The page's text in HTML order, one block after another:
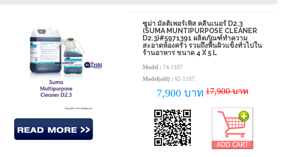
ซูม่า มัลติเพอร์เพิส คลีนเนอร์ D2.3
(SUMA MUNTIPURPOSE CLEANER
D2.3)#5971391 ผลิตภัณฑ์ทำความ
สะอาดห้องครัว รวมถึงพื้นผิวแข็งทั่วไปใน
ร้านอาหาร ขนาด 4 X 5 L
Model : 74-1107
Model(old) : 92-1107.
7,900 บาท 17,900 บาท